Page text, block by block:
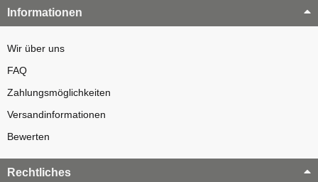
Informationen
Wir über uns
FAQ
Zahlungsmöglichkeiten
Versandinformationen
Bewerten
Rechtliches